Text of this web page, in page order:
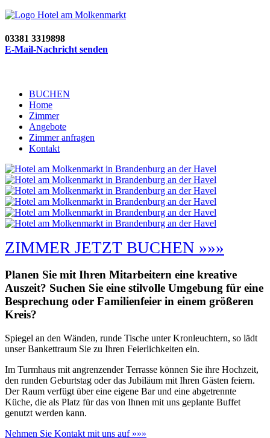
03381 3319898
E-Mail-Nachricht senden
BUCHEN
Home
Zimmer
Angebote
Zimmer anfragen
Kontakt
ZIMMER JETZT BUCHEN »»»
Planen Sie mit Ihren Mitarbeitern eine kreative
Auszeit? Suchen Sie eine stilvolle Umgebung für eine
Besprechung oder Familienfeier in einem größeren
Kreis?
Spiegel an den Wänden, runde Tische unter Kronleuchtern, so lädt
unser Bankettraum Sie zu Ihren Feierlichkeiten ein.
Im Turmhaus mit angrenzender Terrasse können Sie ihre Hochzeit,
den runden Geburtstag oder das Jubiläum mit Ihren Gästen feiern.
Der Raum verfügt über eine eigene Bar und eine abgetrennte
Küche, die als Platz für das von Ihnen mit uns geplante Buffet
genutzt werden kann.
Nehmen Sie Kontakt mit uns auf »»»